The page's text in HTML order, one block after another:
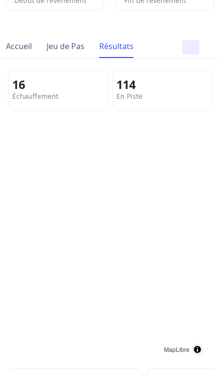
Accueil Jeu de Pas Résultats
16
Échauffement
114
En Piste
MapLibre